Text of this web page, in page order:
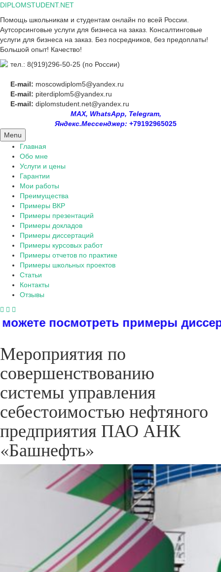
Skip
content
DIPLOMSTUDENT.NET
Помощь школьникам и студентам онлайн по всей России.
Аутсорсинговые услуги для бизнеса на заказ. Консалтинговые
услуги для бизнеса на заказ. Без посредников, без предоплаты!
Большой опыт! Качество!
тел.: 8(919)296-50-25 (по России)
E-mail: moscowdiplom5@yandex.ru
E-mail: piterdiplom5@yandex.ru
E-mail: diplomstudent.net@yandex.ru
MAX, WhatsApp, Telegram,
Яндекс.Мессенджер: +79192965025
Menu
Главная
Обо мне
Услуги и цены
Гарантии
Мои работы
Преимущества
Примеры ВКР
Примеры презентаций
Примеры докладов
Примеры диссертаций
Примеры курсовых работ
Примеры отчетов по практике
Примеры школьных проектов
Статьи
Контакты
Отзывы
примеры диссертаций,
Мероприятия по
совершенствованию
системы управления
себестоимостью нефтяного
предприятия ПАО АНК
«Башнефть»